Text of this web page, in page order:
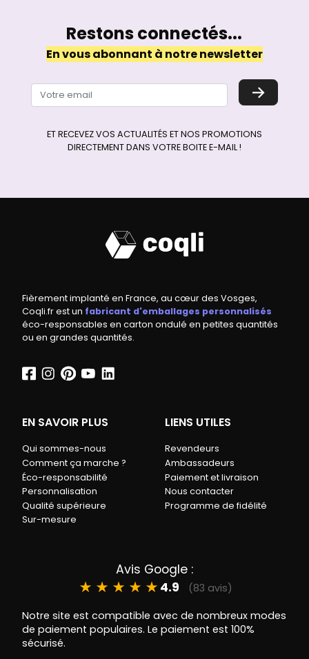
Restons connectés...
En vous abonnant à notre newsletter
→
ET RECEVEZ VOS ACTUALITÉS ET NOS PROMOTIONS
DIRECTEMENT DANS VOTRE BOITE E-MAIL !
Fièrement implanté en France, au cœur des Vosges,
Coqli.fr est un fabricant d'emballages personnalisés
éco-responsables en carton ondulé en petites quantités
ou en grandes quantités.
EN SAVOIR PLUS
Qui sommes-nous
Comment ça marche ?
Éco-responsabilité
Personnalisation
Qualité supérieure
Sur-mesure
LIENS UTILES
Revendeurs
Ambassadeurs
Paiement et livraison
Nous contacter
Programme de fidélité
Avis Google :
★ ★ ★ ★ ★ 4.9
(83 avis)
Notre site est compatible avec de nombreux modes
de paiement populaires. Le paiement est 100%
sécurisé.